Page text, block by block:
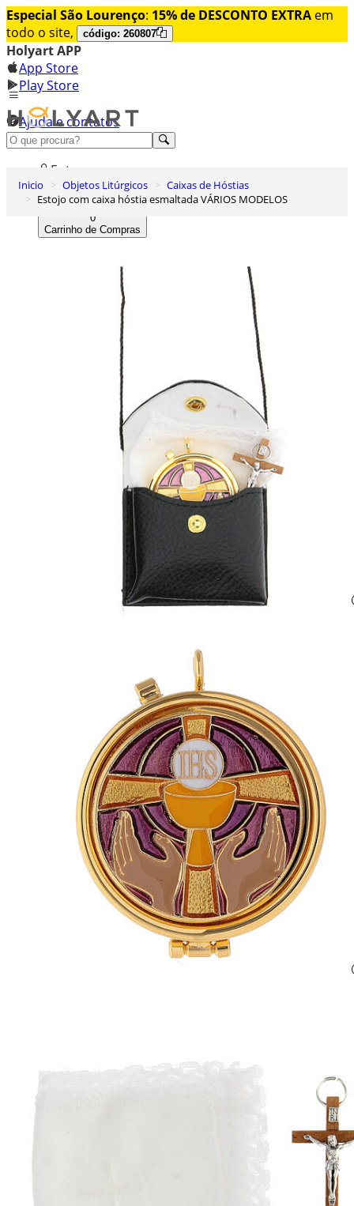
Especial São Lourenço: 15% de DESCONTO EXTRA em
todo o site,
código: 260807
Holyart APP
App Store
Play Store
Ajuda e contatos
Conheça premium
Entrar
Lista de Desejos
0
Carrinho de Compras
Inicio Objetos Litúrgicos
Caixas de Hóstias
Estojo com caixa hóstia esmaltada VÁRIOS MODELOS